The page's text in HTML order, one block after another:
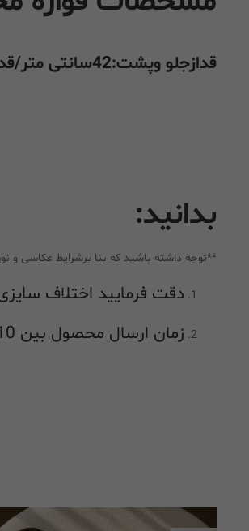
قدازجلو وپشت:42سانتی متر/قد آستین:66سانتی متر
بدانید:
**توجه داشته باشید که بنا برشرایط عکاسی و
دقت فرمایید اختلاف سایزی بین 2الی3سانت در راهنمای اندازه گیری طبیعی بوده و جز اشکال در
زمان ارسال محصول بین 10الی15 روز کاری میباشد